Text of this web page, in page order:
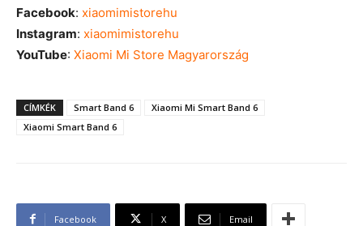
Facebook: xiaomimistorehu
Instagram: xiaomimistorehu
YouTube: Xiaomi Mi Store Magyarország
CÍMKÉK Smart Band 6
Xiaomi Mi Smart Band 6
Xiaomi Smart Band 6
Facebook X Email